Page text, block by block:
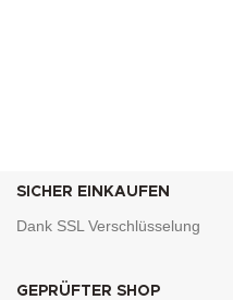
SICHER EINKAUFEN
Dank SSL Verschlüsselung
GEPRÜFTER SHOP